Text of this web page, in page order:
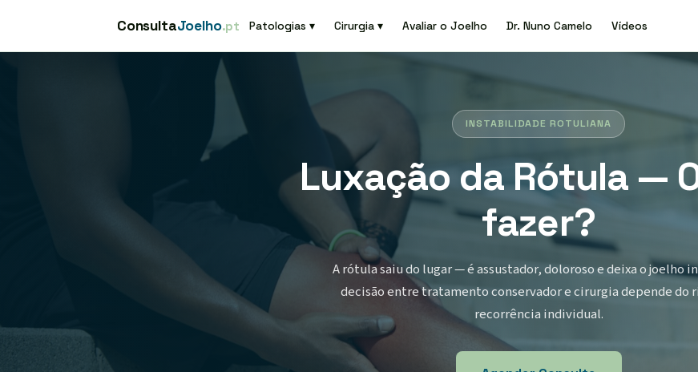
ConsultaJoelho.pt Patologias ▾ Cirurgia ▾ Avaliar o Joelho Dr. Nuno Camelo Vídeos
INSTABILIDADE ROTULIANA
Luxação da Rótula —
fazer?
A rótula saiu do lugar — é assustador, doloroso e deixa o joelho
decisão entre tratamento conservador e cirurgia depende do
recorrência individual.